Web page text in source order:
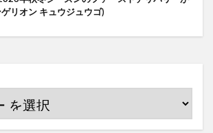
リオン キュウジュウゴ)